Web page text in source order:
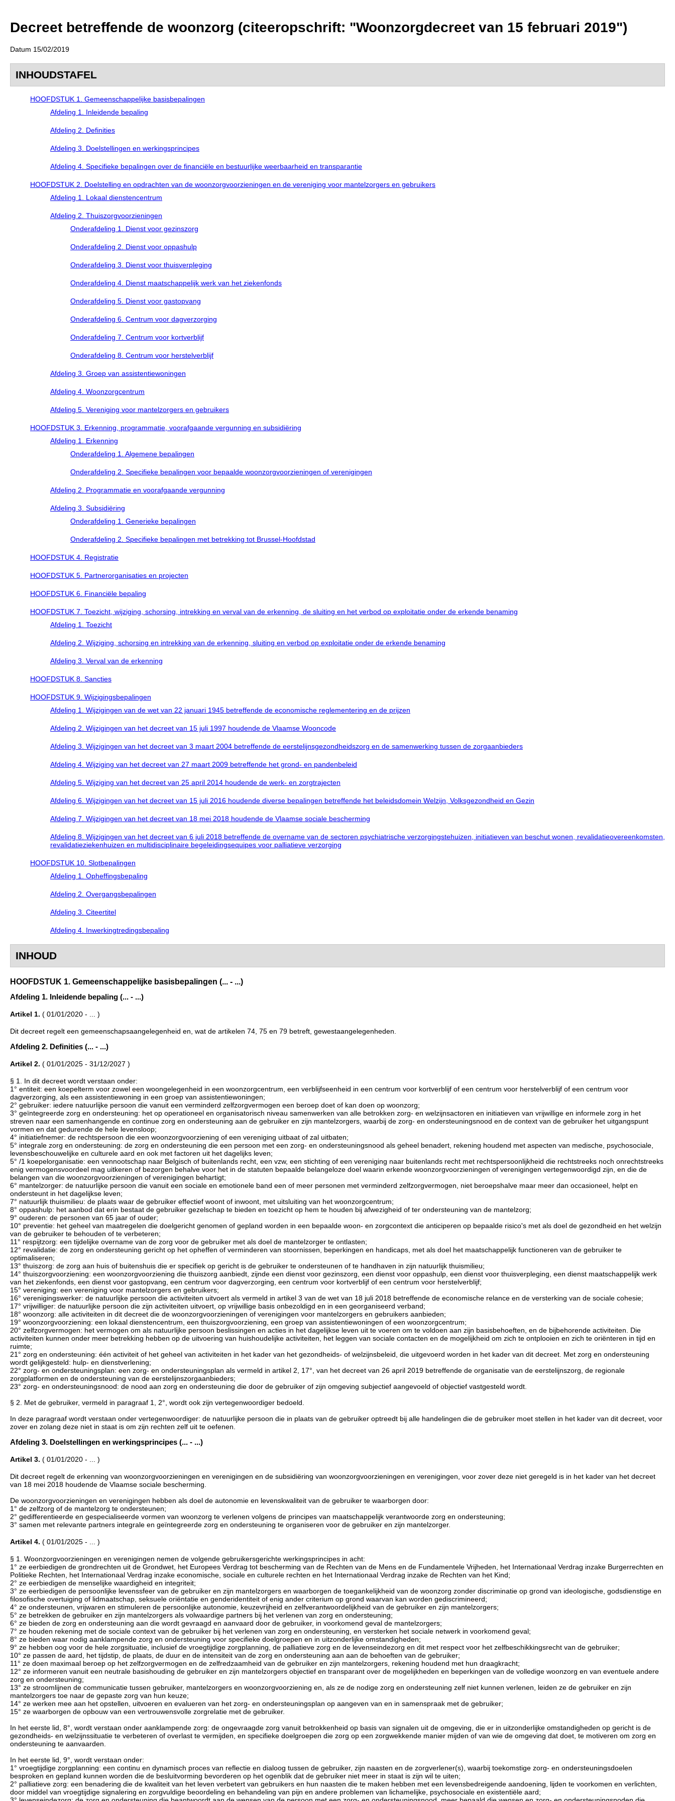
Decreet betreffende de woonzorg (citeeropschrift: "Woonzorgdecreet van 15 februari 2019")
Datum 15/02/2019
INHOUDSTAFEL
HOOFDSTUK 1. Gemeenschappelijke basisbepalingen
Afdeling 1. Inleidende bepaling
Afdeling 2. Definities
Afdeling 3. Doelstellingen en werkingsprincipes
Afdeling 4. Specifieke bepalingen over de financiële en bestuurlijke weerbaarheid en transparantie
HOOFDSTUK 2. Doelstelling en opdrachten van de woonzorgvoorzieningen en de vereniging voor mantelzorgers en gebruikers
Afdeling 1. Lokaal dienstencentrum
Afdeling 2. Thuiszorgvoorzieningen
Onderafdeling 1. Dienst voor gezinszorg
Onderafdeling 2. Dienst voor oppashulp
Onderafdeling 3. Dienst voor thuisverpleging
Onderafdeling 4. Dienst maatschappelijk werk van het ziekenfonds
Onderafdeling 5. Dienst voor gastopvang
Onderafdeling 6. Centrum voor dagverzorging
Onderafdeling 7. Centrum voor kortverblijf
Onderafdeling 8. Centrum voor herstelverblijf
Afdeling 3. Groep van assistentiewoningen
Afdeling 4. Woonzorgcentrum
Afdeling 5. Vereniging voor mantelzorgers en gebruikers
HOOFDSTUK 3. Erkenning, programmatie, voorafgaande vergunning en subsidiëring
Afdeling 1. Erkenning
Onderafdeling 1. Algemene bepalingen
Onderafdeling 2. Specifieke bepalingen voor bepaalde woonzorgvoorzieningen of verenigingen
Afdeling 2. Programmatie en voorafgaande vergunning
Afdeling 3. Subsidiëring
Onderafdeling 1. Generieke bepalingen
Onderafdeling 2. Specifieke bepalingen met betrekking tot Brussel-Hoofdstad
HOOFDSTUK 4. Registratie
HOOFDSTUK 5. Partnerorganisaties en projecten
HOOFDSTUK 6. Financiële bepaling
HOOFDSTUK 7. Toezicht, wijziging, schorsing, intrekking en verval van de erkenning, de sluiting en het verbod op exploitatie onder de erkende benaming
Afdeling 1. Toezicht
Afdeling 2. Wijziging, schorsing en intrekking van de erkenning, sluiting en verbod op exploitatie onder de erkende benaming
Afdeling 3. Verval van de erkenning
HOOFDSTUK 8. Sancties
HOOFDSTUK 9. Wijzigingsbepalingen
Afdeling 1. Wijzigingen van de wet van 22 januari 1945 betreffende de economische reglementering en de prijzen
Afdeling 2. Wijzigingen van het decreet van 15 juli 1997 houdende de Vlaamse Wooncode
Afdeling 3. Wijzigingen van het decreet van 3 maart 2004 betreffende de eerstelijnsgezondheidszorg en de samenwerking tussen de zorgaanbieders
Afdeling 4. Wijziging van het decreet van 27 maart 2009 betreffende het grond- en pandenbeleid
Afdeling 5. Wijziging van het decreet van 25 april 2014 houdende de werk- en zorgtrajecten
Afdeling 6. Wijzigingen van het decreet van 15 juli 2016 houdende diverse bepalingen betreffende het beleidsdomein Welzijn, Volksgezondheid en Gezin
Afdeling 7. Wijzigingen van het decreet van 18 mei 2018 houdende de Vlaamse sociale bescherming
Afdeling 8. Wijzigingen van het decreet van 6 juli 2018 betreffende de overname van de sectoren psychiatrische verzorgingstehuizen, initiatieven van beschut wonen, revalidatieovereenkomsten,
revalidatieziekenhuizen en multidisciplinaire begeleidingsequipes voor palliatieve verzorging
HOOFDSTUK 10. Slotbepalingen
Afdeling 1. Opheffingsbepaling
Afdeling 2. Overgangsbepalingen
Afdeling 3. Citeertitel
Afdeling 4. Inwerkingtredingsbepaling
INHOUD
HOOFDSTUK 1. Gemeenschappelijke basisbepalingen (... - ...)
Afdeling 1. Inleidende bepaling (... - ...)
Artikel 1. ( 01/01/2020 - ... )
Dit decreet regelt een gemeenschapsaangelegenheid en, wat de artikelen 74, 75 en 79 betreft, gewestaangelegenheden.
Afdeling 2. Definities (... - ...)
Artikel 2. ( 01/01/2025 - 31/12/2027 )
§ 1. In dit decreet wordt verstaan onder:
1° entiteit: een koepelterm voor zowel een woongelegenheid in een woonzorgcentrum, een verblijfseenheid in een centrum voor kortverblijf of een centrum voor herstelverblijf of een centrum voor
dagverzorging, als een assistentiewoning in een groep van assistentiewoningen;
2° gebruiker: iedere natuurlijke persoon die vanuit een verminderd zelfzorgvermogen een beroep doet of kan doen op woonzorg;
3° geïntegreerde zorg en ondersteuning: het op operationeel en organisatorisch niveau samenwerken van alle betrokken zorg- en welzijnsactoren en initiatieven van vrijwillige en informele zorg in het
streven naar een samenhangende en continue zorg en ondersteuning aan de gebruiker en zijn mantelzorgers, waarbij de zorg- en ondersteuningsnood en de context van de gebruiker het uitgangspunt
vormen en dat gedurende de hele levensloop;
4° initiatiefnemer: de rechtspersoon die een woonzorgvoorziening of een vereniging uitbaat of zal uitbaten;
5° integrale zorg en ondersteuning: de zorg en ondersteuning die een persoon met een zorg- en ondersteuningsnood als geheel benadert, rekening houdend met aspecten van medische, psychosociale,
levensbeschouwelijke en culturele aard en ook met factoren uit het dagelijks leven;
5° /1 koepelorganisatie: een vennootschap naar Belgisch of buitenlands recht, een vzw, een stichting of een vereniging naar buitenlands recht met rechtspersoonlijkheid die rechtstreeks noch onrechtstreeks
enig vermogensvoordeel mag uitkeren of bezorgen behalve voor het in de statuten bepaalde belangeloze doel waarin erkende woonzorgvoorzieningen of verenigingen vertegenwoordigd zijn, en die de
belangen van die woonzorgvoorzieningen of verenigingen behartigt;
6° mantelzorger: de natuurlijke persoon die vanuit een sociale en emotionele band een of meer personen met verminderd zelfzorgvermogen, niet beroepshalve maar meer dan occasioneel, helpt en
ondersteunt in het dagelijkse leven;
7° natuurlijk thuismilieu: de plaats waar de gebruiker effectief woont of inwoont, met uitsluiting van het woonzorgcentrum;
8° oppashulp: het aanbod dat erin bestaat de gebruiker gezelschap te bieden en toezicht op hem te houden bij afwezigheid of ter ondersteuning van de mantelzorg;
9° ouderen: de personen van 65 jaar of ouder;
10° preventie: het geheel van maatregelen die doelgericht genomen of gepland worden in een bepaalde woon- en zorgcontext die anticiperen op bepaalde risico's met als doel de gezondheid en het welzijn
van de gebruiker te behouden of te verbeteren;
11° respijtzorg: een tijdelijke overname van de zorg voor de gebruiker met als doel de mantelzorger te ontlasten;
12° revalidatie: de zorg en ondersteuning gericht op het opheffen of verminderen van stoornissen, beperkingen en handicaps, met als doel het maatschappelijk functioneren van de gebruiker te
optimaliseren;
13° thuiszorg: de zorg aan huis of buitenshuis die er specifiek op gericht is de gebruiker te ondersteunen of te handhaven in zijn natuurlijk thuismilieu;
14° thuiszorgvoorziening: een woonzorgvoorziening die thuiszorg aanbiedt, zijnde een dienst voor gezinszorg, een dienst voor oppashulp, een dienst voor thuisverpleging, een dienst maatschappelijk werk
van het ziekenfonds, een dienst voor gastopvang, een centrum voor dagverzorging, een centrum voor kortverblijf of een centrum voor herstelverblijf;
15° vereniging: een vereniging voor mantelzorgers en gebruikers;
16° verenigingswerker: de natuurlijke persoon die activiteiten uitvoert als vermeld in artikel 3 van de wet van 18 juli 2018 betreffende de economische relance en de versterking van de sociale cohesie;
17° vrijwilliger: de natuurlijke persoon die zijn activiteiten uitvoert, op vrijwillige basis onbezoldigd en in een georganiseerd verband;
18° woonzorg: alle activiteiten in dit decreet die de woonzorgvoorzieningen of verenigingen voor mantelzorgers en gebruikers aanbieden;
19° woonzorgvoorziening: een lokaal dienstencentrum, een thuiszorgvoorziening, een groep van assistentiewoningen of een woonzorgcentrum;
20° zelfzorgvermogen: het vermogen om als natuurlijke persoon beslissingen en acties in het dagelijkse leven uit te voeren om te voldoen aan zijn basisbehoeften, en de bijbehorende activiteiten. Die
activiteiten kunnen onder meer betrekking hebben op de uitvoering van huishoudelijke activiteiten, het leggen van sociale contacten en de mogelijkheid om zich te ontplooien en zich te oriënteren in tijd en
ruimte;
21° zorg en ondersteuning: één activiteit of het geheel van activiteiten in het kader van het gezondheids- of welzijnsbeleid, die uitgevoerd worden in het kader van dit decreet. Met zorg en ondersteuning
wordt gelijkgesteld: hulp- en dienstverlening;
22° zorg- en ondersteuningsplan: een zorg- en ondersteuningsplan als vermeld in artikel 2, 17°, van het decreet van 26 april 2019 betreffende de organisatie van de eerstelijnszorg, de regionale
zorgplatformen en de ondersteuning van de eerstelijnszorgaanbieders;
23° zorg- en ondersteuningsnood: de nood aan zorg en ondersteuning die door de gebruiker of zijn omgeving subjectief aangevoeld of objectief vastgesteld wordt.
§ 2. Met de gebruiker, vermeld in paragraaf 1, 2°, wordt ook zijn vertegenwoordiger bedoeld.
In deze paragraaf wordt verstaan onder vertegenwoordiger: de natuurlijke persoon die in plaats van de gebruiker optreedt bij alle handelingen die de gebruiker moet stellen in het kader van dit decreet, voor
zover en zolang deze niet in staat is om zijn rechten zelf uit te oefenen.
Afdeling 3. Doelstellingen en werkingsprincipes (... - ...)
Artikel 3. ( 01/01/2020 - ... )
Dit decreet regelt de erkenning van woonzorgvoorzieningen en verenigingen en de subsidiëring van woonzorgvoorzieningen en verenigingen, voor zover deze niet geregeld is in het kader van het decreet
van 18 mei 2018 houdende de Vlaamse sociale bescherming.
De woonzorgvoorzieningen en verenigingen hebben als doel de autonomie en levenskwaliteit van de gebruiker te waarborgen door:
1° de zelfzorg of de mantelzorg te ondersteunen;
2° gedifferentieerde en gespecialiseerde vormen van woonzorg te verlenen volgens de principes van maatschappelijk verantwoorde zorg en ondersteuning;
3° samen met relevante partners integrale en geïntegreerde zorg en ondersteuning te organiseren voor de gebruiker en zijn mantelzorger.
Artikel 4. ( 01/01/2025 - ... )
§ 1. Woonzorgvoorzieningen en verenigingen nemen de volgende gebruikersgerichte werkingsprincipes in acht:
1° ze eerbiedigen de grondrechten uit de Grondwet, het Europees Verdrag tot bescherming van de Rechten van de Mens en de Fundamentele Vrijheden, het Internationaal Verdrag inzake Burgerrechten en
Politieke Rechten, het Internationaal Verdrag inzake economische, sociale en culturele rechten en het Internationaal Verdrag inzake de Rechten van het Kind;
2° ze eerbiedigen de menselijke waardigheid en integriteit;
3° ze eerbiedigen de persoonlijke levenssfeer van de gebruiker en zijn mantelzorgers en waarborgen de toegankelijkheid van de woonzorg zonder discriminatie op grond van ideologische, godsdienstige en
filosofische overtuiging of lidmaatschap, seksuele oriëntatie en genderidentiteit of enig ander criterium op grond waarvan kan worden gediscrimineerd;
4° ze ondersteunen, vrijwaren en stimuleren de persoonlijke autonomie, keuzevrijheid en zelfverantwoordelijkheid van de gebruiker en zijn mantelzorgers;
5° ze betrekken de gebruiker en zijn mantelzorgers als volwaardige partners bij het verlenen van zorg en ondersteuning;
6° ze bieden de zorg en ondersteuning aan die wordt gevraagd en aanvaard door de gebruiker, in voorkomend geval de mantelzorgers;
7° ze houden rekening met de sociale context van de gebruiker bij het verlenen van zorg en ondersteuning, en versterken het sociale netwerk in voorkomend geval;
8° ze bieden waar nodig aanklampende zorg en ondersteuning voor specifieke doelgroepen en in uitzonderlijke omstandigheden;
9° ze hebben oog voor de hele zorgsituatie, inclusief de vroegtijdige zorgplanning, de palliatieve zorg en de levenseindezorg en dit met respect voor het zelfbeschikkingsrecht van de gebruiker;
10° ze passen de aard, het tijdstip, de plaats, de duur en de intensiteit van de zorg en ondersteuning aan aan de behoeften van de gebruiker;
11° ze doen maximaal beroep op het zelfzorgvermogen en de zelfredzaamheid van de gebruiker en zijn mantelzorgers, rekening houdend met hun draagkracht;
12° ze informeren vanuit een neutrale basishouding de gebruiker en zijn mantelzorgers objectief en transparant over de mogelijkheden en beperkingen van de volledige woonzorg en van eventuele andere
zorg en ondersteuning;
13° ze stroomlijnen de communicatie tussen gebruiker, mantelzorgers en woonzorgvoorziening en, als ze de nodige zorg en ondersteuning zelf niet kunnen verlenen, leiden ze de gebruiker en zijn
mantelzorgers toe naar de gepaste zorg van hun keuze;
14° ze werken mee aan het opstellen, uitvoeren en evalueren van het zorg- en ondersteuningsplan op aangeven van en in samenspraak met de gebruiker;
15° ze waarborgen de opbouw van een vertrouwensvolle zorgrelatie met de gebruiker.
In het eerste lid, 8°, wordt verstaan onder aanklampende zorg: de ongevraagde zorg vanuit betrokkenheid op basis van signalen uit de omgeving, die er in uitzonderlijke omstandigheden op gericht is de
gezondheids- en welzijnssituatie te verbeteren of overlast te vermijden, en specifieke doelgroepen die zorg op een zorgwekkende manier mijden of van wie de omgeving dat doet, te motiveren om zorg en
ondersteuning te aanvaarden.
In het eerste lid, 9°, wordt verstaan onder:
1° vroegtijdige zorgplanning: een continu en dynamisch proces van reflectie en dialoog tussen de gebruiker, zijn naasten en de zorgverlener(s), waarbij toekomstige zorg- en ondersteuningsdoelen
besproken en gepland kunnen worden die de besluitvorming bevorderen op het ogenblik dat de gebruiker niet meer in staat is zijn wil te uiten;
2° palliatieve zorg: een benadering die de kwaliteit van het leven verbetert van gebruikers en hun naasten die te maken hebben met een levensbedreigende aandoening, lijden te voorkomen en verlichten,
door middel van vroegtijdige signalering en zorgvuldige beoordeling en behandeling van pijn en andere problemen van lichamelijke, psychosociale en existentiële aard;